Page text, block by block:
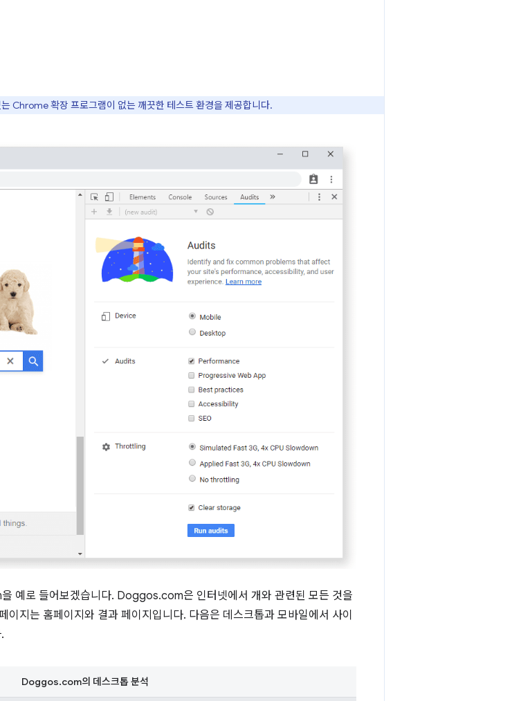
Chrome 확장 프로그램이 없는 깨끗한 테스트 환경을 제공합니다.
예로 들어보겠습니다. Doggos.com은 인터넷에서 개와 관련된 모든 것을
이지는 홈페이지와 결과 페이지입니다. 다음은 데스크톱과 모바일에서 사이
Doggos.com의 데스크톱 분석